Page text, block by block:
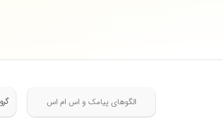
الگوهای پیامک و اس ام اس